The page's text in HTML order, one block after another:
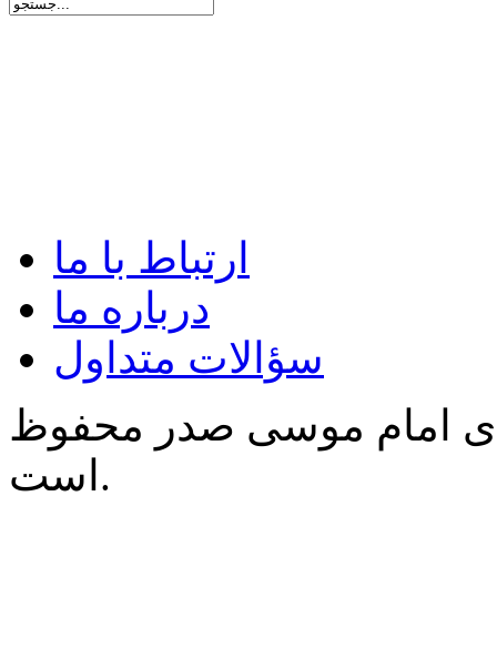
ارتباط با ما
درباره ما
سؤالات متداول
امام موسی صدر محفوظ
است.